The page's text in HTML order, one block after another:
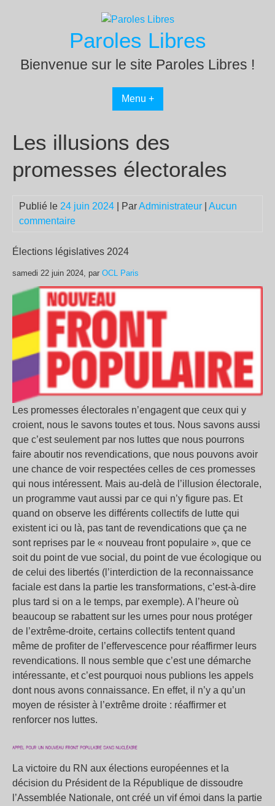
Paroles Libres
Bienvenue sur le site Paroles Libres !
Menu +
Les illusions des
promesses électorales
Publié le 24 juin 2024 | ParAdministrateur
Aucun
commentaire
Élections législatives 2024
samedi 22 juin 2024, par OCL Paris
Les promesses électorales n’engagent que ceux qui y
croient, nous le savons toutes et tous. Nous savons aussi
que c’est seulement par nos luttes que nous pourrons
faire aboutir nos revendications, que nous pouvons avoir
une chance de voir respectées celles de ces promesses
qui nous intéressent. Mais au-delà de l’illusion électorale,
un programme vaut aussi par ce qui n’y figure pas. Et
quand on observe les différents collectifs de lutte qui
existent ici ou là, pas tant de revendications que ça ne
sont reprises par le « nouveau front populaire », que ce
soit du point de vue social, du point de vue écologique ou
de celui des libertés (l’interdiction de la reconnaissance
faciale est dans la partie les transformations, c’est-à-dire
plus tard si on a le temps, par exemple). A l’heure où
beaucoup se rabattent sur les urnes pour nous protéger
de l’extrême-droite, certains collectifs tentent quand
même de profiter de l’effervescence pour réaffirmer leurs
revendications. Il nous semble que c’est une démarche
intéressante, et c’est pourquoi nous publions les appels
dont nous avons connaissance. En effet, il n’y a qu’un
moyen de résister à l’extrême droite : réaffirmer et
renforcer nos luttes.
La victoire du RN aux élections européennes et la
décision du Président de la République de dissoudre
l’Assemblée Nationale, ont créé un vif émoi dans la partie